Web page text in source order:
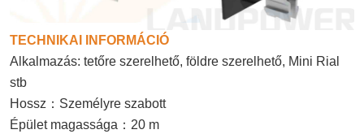
TECHNIKAI INFORMÁCIÓ
Alkalmazás: tetőre szerelhető, földre szerelhető, Mini Rial
stb
Hossz ： Személyre szabott
Épület magassága ： 20 m